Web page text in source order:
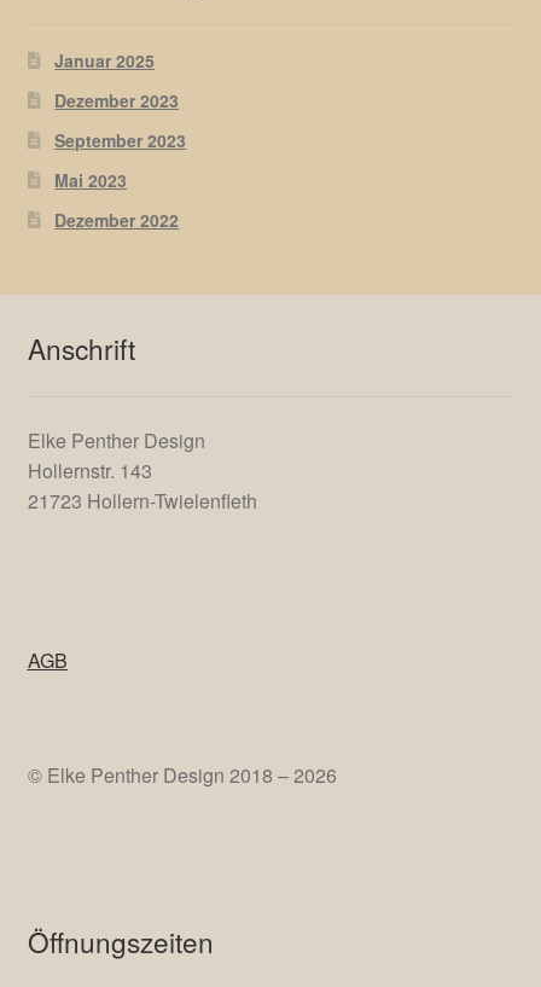
Januar 2025
Dezember 2023
September 2023
Mai 2023
Dezember 2022
Anschrift
Elke Penther Design
Hollernstr. 143
21723 Hollern-Twielenfleth
AGB
© Elke Penther Design 2018 – 2026
Öffnungszeiten